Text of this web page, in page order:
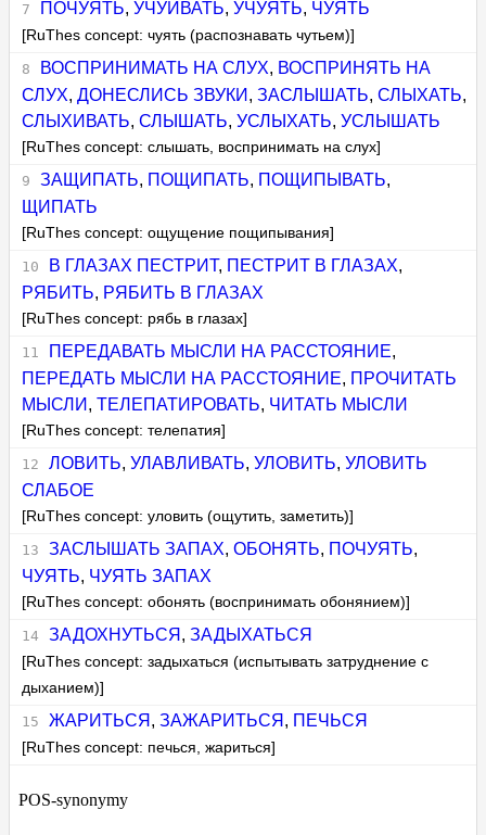
ПОЧУЯТЬ, УЧУИВАТЬ, УЧУЯТЬ, ЧУЯТЬ
[RuThes concept: чуять (распознавать чутьем)]
ВОСПРИНИМАТЬ НА СЛУХ, ВОСПРИНЯТЬ НА
СЛУХ,ДОНЕСЛИСЬ ЗВУКИ ,ЗАСЛЫШАТЬ,СЛЫХАТЬ,
СЛЫХИВАТЬ,СЛЫШАТЬ,УСЛЫХАТЬ,УСЛЫШАТЬ
[RuThes concept: слышать, воспринимать на слух]
ЗАЩИПАТЬ, ПОЩИПАТЬ, ПОЩИПЫВАТЬ,
ЩИПАТЬ
[RuThes concept: ощущение пощипывания]
В ГЛАЗАХ ПЕСТРИТ, ПЕСТРИТ В ГЛАЗАХ,
РЯБИТЬ, РЯБИТЬ В ГЛАЗАХ
[RuThes concept: рябь в глазах]
ПЕРЕДАВАТЬ МЫСЛИ НА РАССТОЯНИЕ,
ПЕРЕДАТЬ МЫСЛИ НА РАССТОЯНИЕ, ПРОЧИТАТЬ
МЫСЛИ ,ТЕЛЕПАТИРОВАТЬ, ЧИТАТЬ МЫСЛИ
[RuThes concept: телепатия]
ЛОВИТЬ, УЛАВЛИВАТЬ, УЛОВИТЬ, УЛОВИТЬ
СЛАБОЕ
[RuThes concept: уловить (ощутить, заметить)]
ЗАСЛЫШАТЬ ЗАПАХ, ОБОНЯТЬ, ПОЧУЯТЬ,
ЧУЯТЬ, ЧУЯТЬ ЗАПАХ
[RuThes concept: обонять (воспринимать обонянием)]
ЗАДОХНУТЬСЯ , ЗАДЫХАТЬСЯ
[RuThes concept: задыхаться (испытывать затруднение с
дыханием)]
ЖАРИТЬСЯ , ЗАЖАРИТЬСЯ , ПЕЧЬСЯ
[RuThes concept: печься, жариться]
POS-synonymy